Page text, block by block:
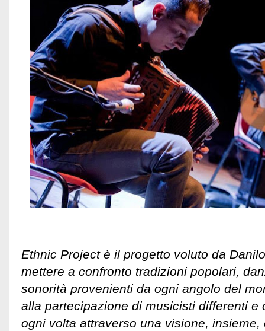
Ethnic Project è il progetto voluto da
mettere a confronto tradizioni popolari,
sonorità provenienti da ogni angolo del
alla partecipazione di musicisti differenti e
ogni volta attraverso una visione,